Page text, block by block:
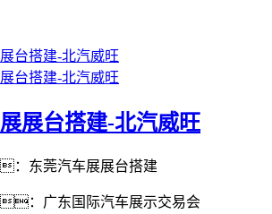
展台搭建-北汽威旺
东莞汽车展展台搭建
：广东国际汽车展示交易会